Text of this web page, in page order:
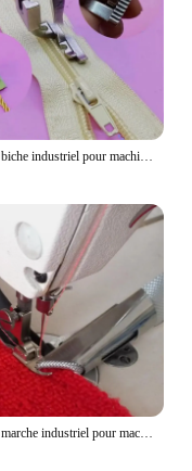
Pied de biche industriel pour machine à coudre, avec fermeture éclair, deux fonctions, très économique
Pied de marche industriel pour machine à coudre, presseur d'emballage, matériau optique, baril côtelé, liant à ruban, large bouche, quatre plis